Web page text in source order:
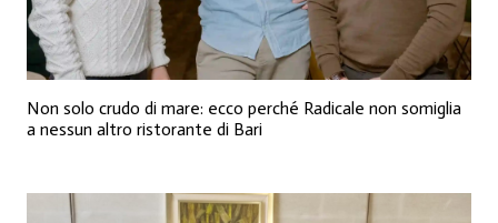
Non solo crudo di mare: ecco perché Radicale non somiglia
a nessun altro ristorante di Bari